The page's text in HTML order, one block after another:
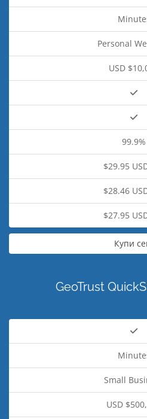
Personal
USD
99.9%
$29.95
$28.46
$27.95
Купи
GeoTrust
Small
USD